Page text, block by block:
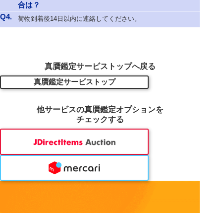
合は？
Q4.
荷物到着後14日以内に連絡してください。
真贋鑑定サービストップへ戻る
真贋鑑定サービストップ
他サービスの真贋鑑定オプションを
チェックする